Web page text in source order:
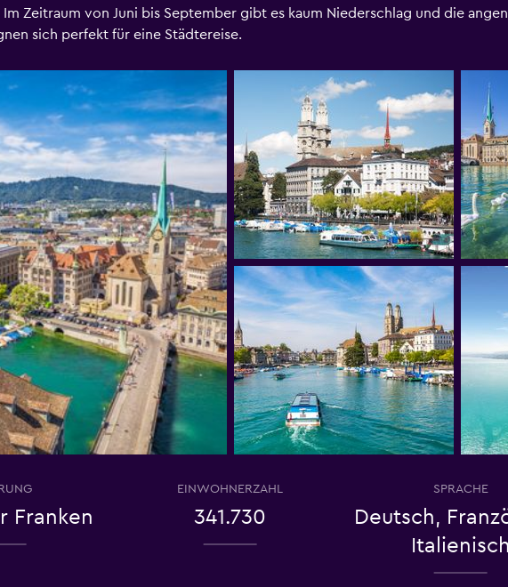
Zeitraum von Juni bis September gibt es kaum Niederschlag und die
sich perfekt für eine Städtereise.
Franken
EINWOHNERZAHL
341.730
SPRACHE
Deutsch,
Italienisch